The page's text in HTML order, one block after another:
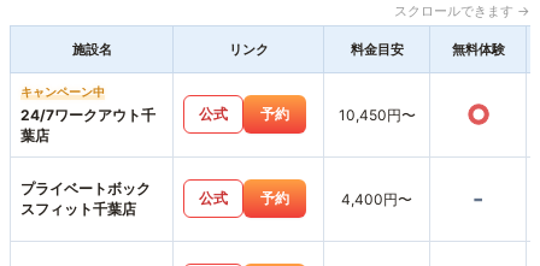
スクロールできます →
施設名 リンク 料金目安 無料体験
キャンペーン中
24/7ワークアウト千
葉店
公式 予約 10,450円〜 ○
プライベートボック
スフィット千葉店
公式 予約 4,400円〜 -